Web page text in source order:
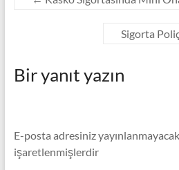
Sigorta
Bir yanıt yazın
E-posta adresiniz
işaretlenmişlerdir